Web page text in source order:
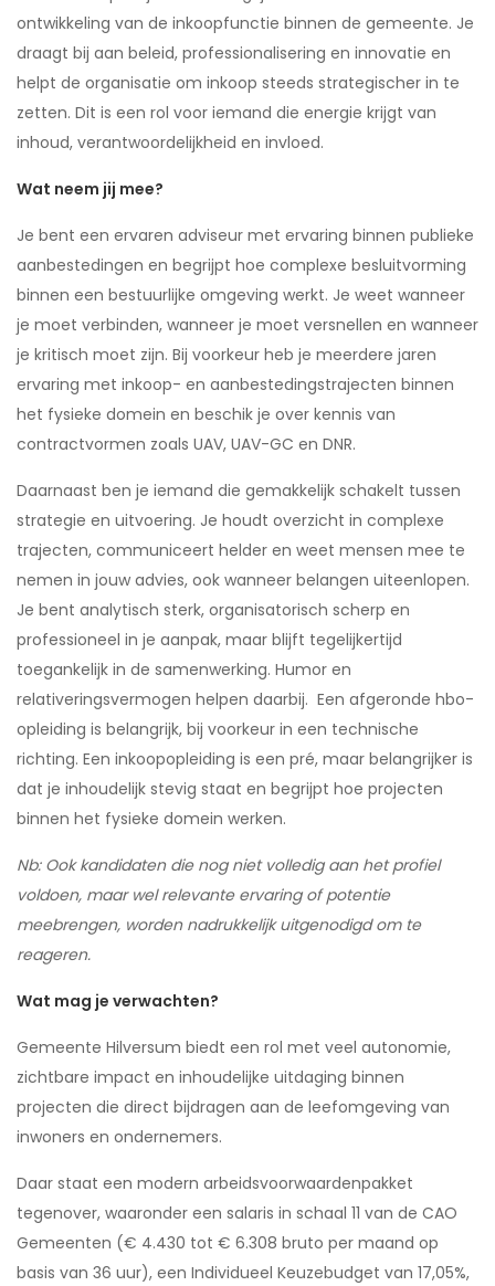
ontwikkeling van de inkoopfunctie binnen de gemeente. Je
draagt bij aan beleid, professionalisering en innovatie en
helpt de organisatie om inkoop steeds strategischer in te
zetten. Dit is een rol voor iemand die energie krijgt van
inhoud, verantwoordelijkheid en invloed.
Wat neem jij mee?
Je bent een ervaren adviseur met ervaring binnen publieke
aanbestedingen en begrijpt hoe complexe besluitvorming
binnen een bestuurlijke omgeving werkt. Je weet wanneer
je moet verbinden, wanneer je moet versnellen en wanneer
je kritisch moet zijn. Bij voorkeur heb je meerdere jaren
ervaring met inkoop- en aanbestedingstrajecten binnen
het fysieke domein en beschik je over kennis van
contractvormen zoals UAV, UAV-GC en DNR.
Daarnaast ben je iemand die gemakkelijk schakelt tussen
strategie en uitvoering. Je houdt overzicht in complexe
trajecten, communiceert helder en weet mensen mee te
nemen in jouw advies, ook wanneer belangen uiteenlopen.
Je bent analytisch sterk, organisatorisch scherp en
professioneel in je aanpak, maar blijft tegelijkertijd
toegankelijk in de samenwerking. Humor en
relativeringsvermogen helpen daarbij. Een afgeronde hbo-
opleiding is belangrijk, bij voorkeur in een technische
richting. Een inkoopopleiding is een pré, maar belangrijker is
dat je inhoudelijk stevig staat en begrijpt hoe projecten
binnen het fysieke domein werken.
Nb: Ook kandidaten die nog niet volledig aan het profiel
voldoen, maar wel relevante ervaring of potentie
meebrengen, worden nadrukkelijk uitgenodigd om te
reageren.
Wat mag je verwachten?
Gemeente Hilversum biedt een rol met veel autonomie,
zichtbare impact en inhoudelijke uitdaging binnen
projecten die direct bijdragen aan de leefomgeving van
inwoners en ondernemers.
Daar staat een modern arbeidsvoorwaardenpakket
tegenover, waaronder een salaris in schaal 11 van de CAO
Gemeenten (€ 4.430 tot € 6.308 bruto per maand op
basis van 36 uur), een Individueel Keuzebudget van 17,05%,